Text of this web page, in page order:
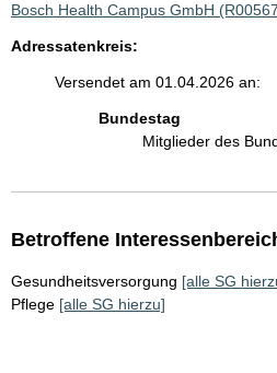
Bosch Health Campus GmbH
Adressatenkreis:
Versendet am 01.04.2026 an:
Bundestag
Mitglieder des
Betroffene
Gesundheitsversorgung [alle SG
Pflege [alle SG hierzu]